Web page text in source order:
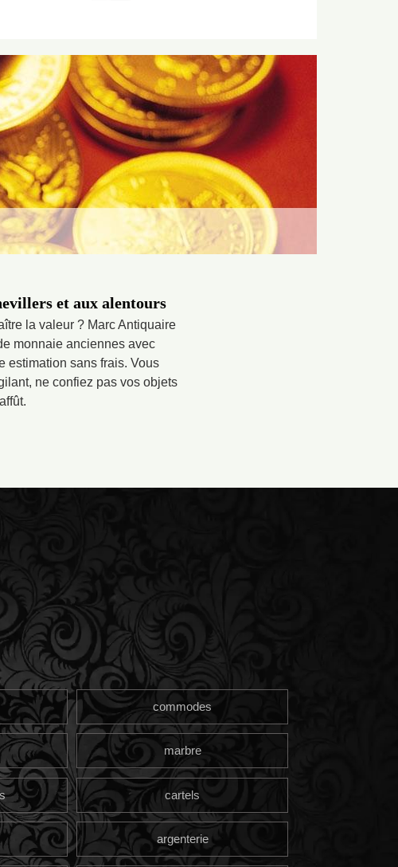
et aux alentours
la valeur ? Marc Antiquaire
monnaie anciennes avec
estimation sans frais. Vous
ne confiez pas vos objets
commodes
marbre
cartels
argenterie